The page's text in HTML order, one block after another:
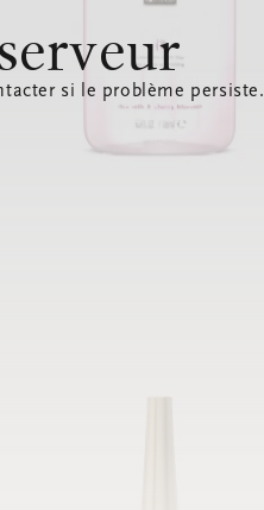
si le problème persiste.